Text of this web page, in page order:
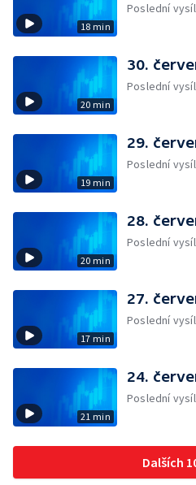
18 min
Poslední
20 min
30.
Poslední
19 min
29.
Poslední
20 min
28.
Poslední
17 min
27.
Poslední
21 min
24.
Poslední
Dalších